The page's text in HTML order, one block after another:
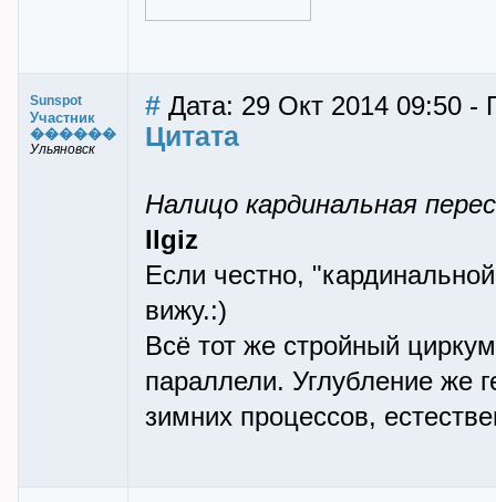
Sunspot
Участник
������
Ульяновск
# Дата: 29 Окт 2014 09:50 -
Цитата
Налицо кардинальная
Ilgiz
Если честно,
вижу.:)
Всё тот же стройный
параллели. Углубление же
зимних процессов,